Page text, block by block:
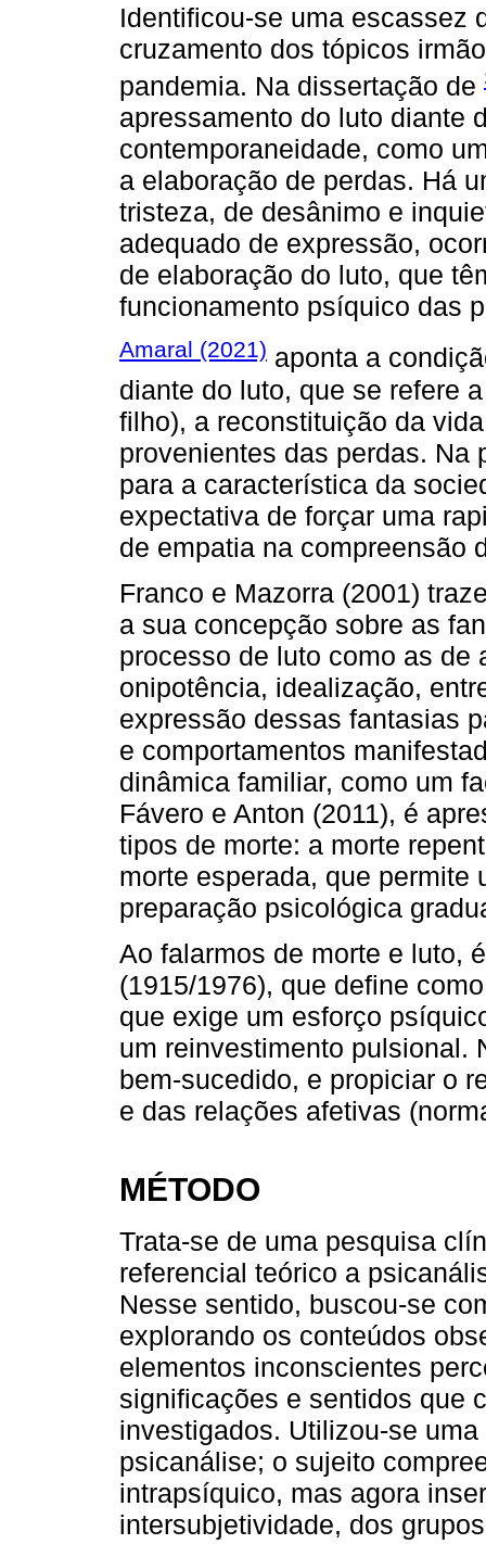
Identificou-se uma escassez
cruzamento dos tópicos
pandemia. Na dissertação de
apressamento do luto diante
contemporaneidade, como
a elaboração de perdas. Há
tristeza, de desânimo e
adequado de expressão,
de elaboração do luto, que
funcionamento psíquico das
Amaral (2021) aponta a
diante do luto, que se refere
filho), a reconstituição da
provenientes das perdas. Na
para a característica da
expectativa de forçar uma
de empatia na compreensão
Franco e Mazorra (2001)
a sua concepção sobre as
processo de luto como as de
onipotência, idealização,
expressão dessas fantasias
e comportamentos
dinâmica familiar, como um
Fávero e Anton (2011), é
tipos de morte: a morte
morte esperada, que permite
preparação psicológica
Ao falarmos de morte e luto,
(1915/1976), que define
que exige um esforço
um reinvestimento pulsional.
bem-sucedido, e propiciar o
e das relações afetivas
MÉTODO
Trata-se de uma pesquisa
referencial teórico a
Nesse sentido, buscou-se
explorando os conteúdos
elementos inconscientes
significações e sentidos que
investigados. Utilizou-se
psicanálise; o sujeito
intrapsíquico, mas agora
intersubjetividade, dos